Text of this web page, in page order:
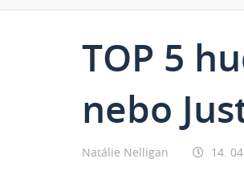
TOP 5
nebo
Natálie Nelligan 14.